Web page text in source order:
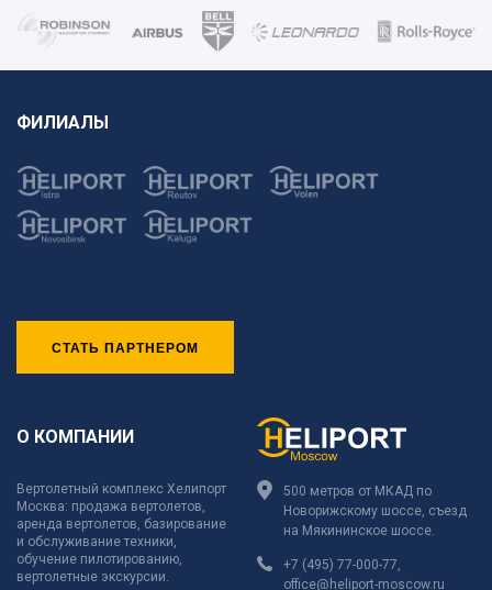
ФИЛИАЛЫ
СТАТЬ ПАРТНЕРОМ
О КОМПАНИИ
Вертолетный комплекс Хелипорт
Москва: продажа вертолетов,
аренда вертолетов, базирование
и обслуживание техники,
обучение пилотированию,
вертолетные экскурсии.
500 метров от МКАД по
Новорижскому шоссе, съезд
на Мякининское шоссе.
+7 (495) 77-000-77
office@heliport-moscow.ru